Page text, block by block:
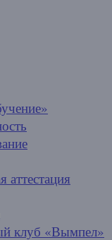
аттестация
клуб «Вымпел»